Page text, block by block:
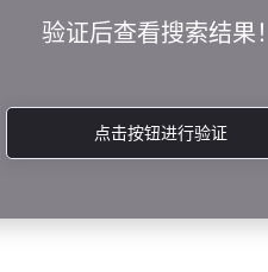
验证后查看搜索结果！
点击按钮进行验证